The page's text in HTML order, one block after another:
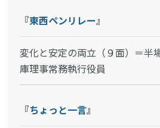
『東西ペンリレー』
変化と安定の両立（９面）＝半
庫理事常務執行役員
『ちょっと一言』